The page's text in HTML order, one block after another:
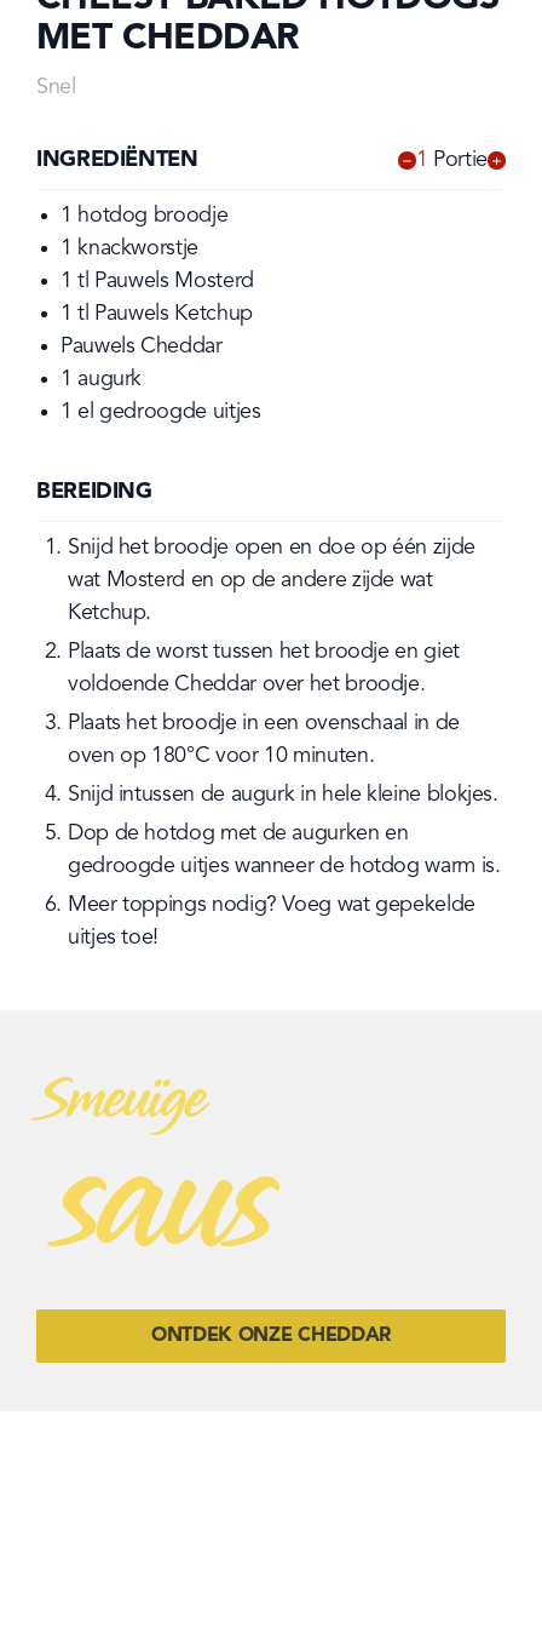
MET CHEDDAR
Snel
INGREDIËNTEN - 1 Portie +
1
hotdog broodje
1
knackworstje
1 tl
Pauwels Mosterd
1 tl
Pauwels Ketchup
Pauwels Cheddar
1 augurk
1 el gedroogde uitjes
BEREIDING
Snijd het broodje open en doe op één zijde
wat Mosterd en op de andere zijde wat
Ketchup.
Plaats de worst tussen het broodje en giet
voldoende Cheddar over het broodje.
Plaats het broodje in een ovenschaal in de
oven op 180°C voor 10 minuten.
Snijd intussen de augurk in hele kleine blokjes.
Dop de hotdog met de augurken en
gedroogde uitjes wanneer de hotdog warm is.
Meer toppings nodig? Voeg wat gepekelde
uitjes toe!
Smeuïge
saus
ONTDEK ONZE CHEDDAR